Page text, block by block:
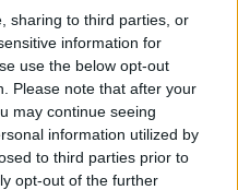
sharing to third parties, or
information for
use the below opt-out
Please note that after your
may continue seeing
information utilized by
to third parties prior to
opt-out of the further
- Bela Fleck
című
(Flecket -
iránti
Belának.) Az év
Joy duó.